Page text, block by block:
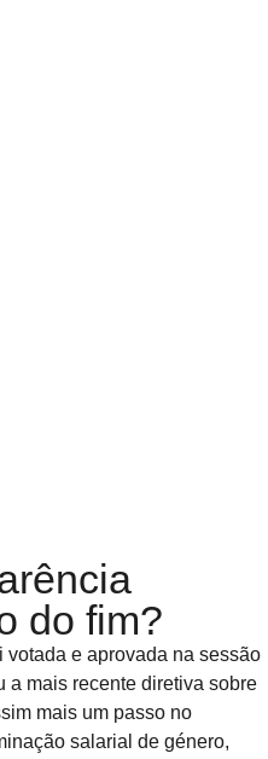
do fim?
votada e aprovada na sessão
a mais recente diretiva sobre
mais um passo no
salarial de género,